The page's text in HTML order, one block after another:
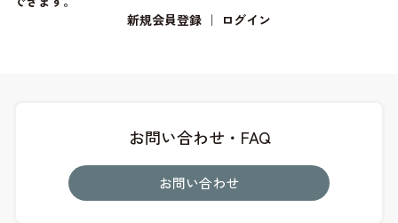
新規会員登録 ｜ ログイン
お問い合わせ・FAQ
お問い合わせ